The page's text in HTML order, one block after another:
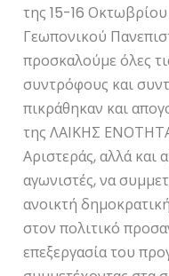
της 15-16
Γεωπονικού
προσκαλούμε όλες
συντρόφους και
πικράθηκαν και
της ΛΑΙΚΗΣ
Αριστεράς, αλλά και
αγωνιστές, να
ανοικτή
στον πολιτικό
επεξεργασία του